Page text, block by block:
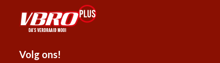
Volg ons!